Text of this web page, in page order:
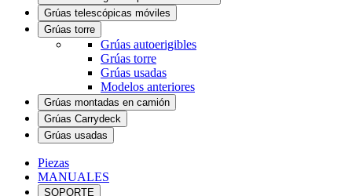
Grúas telescópicas móviles
Grúas torre
Grúas autoerigibles
Grúas torre
Grúas usadas
Modelos anteriores
Grúas montadas en camión
Grúas Carrydeck
Grúas usadas
Piezas
MANUALES
SOPORTE